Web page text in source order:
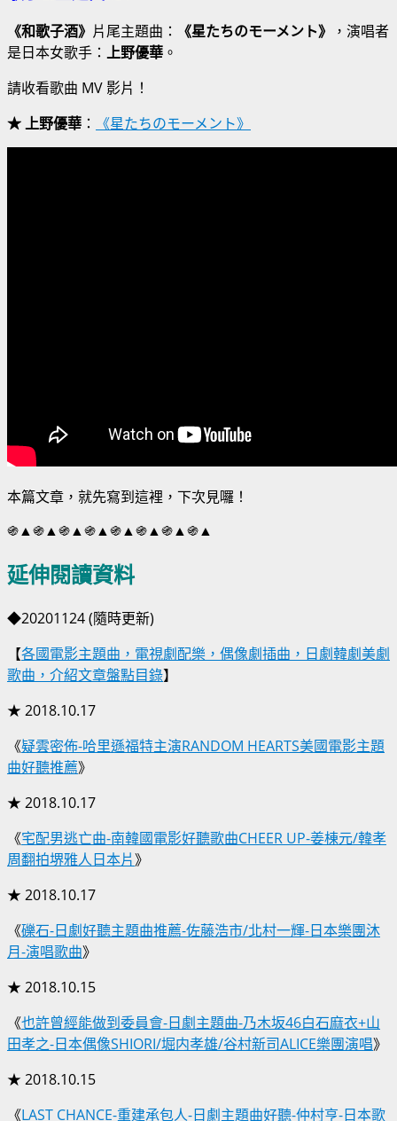
《和歌子酒》 片尾主題曲： 《星たちのモーメント》
，演唱者
是日本女歌手： 上野優華 。
請收看歌曲 MV 影片！
★ 上野優華 ： 《星たちのモーメント》
本篇文章，就先寫到這裡，下次見囉！
֍▲֍▲֍▲֍▲֍▲֍▲֍▲֍▲
延伸閱讀資料
◆20201124 (隨時更新)
【各國電影主題曲，電視劇配樂，偶像劇插曲，日劇韓劇美劇
歌曲，介紹文章盤點目錄】
★ 2018.10.17
《疑雲密佈-哈里遜福特主演RANDOM HEARTS美國電影主題
曲好聽推薦》
★ 2018.10.17
《宅配男逃亡曲-南韓國電影好聽歌曲CHEER UP-姜棟元/韓孝
周翻拍堺雅人日本片》
★ 2018.10.17
《礫石-日劇好聽主題曲推薦-佐藤浩市/北村一輝-日本樂團沐
月-演唱歌曲》
★ 2018.10.15
《也許曾經能做到委員會-日劇主題曲-乃木坂46白石麻衣+山
田孝之-日本偶像SHIORI/堀内孝雄/谷村新司ALICE樂團演唱》
★ 2018.10.15
《LAST CHANCE-重建承包人-日劇主題曲好聽-仲村亨-日本歌